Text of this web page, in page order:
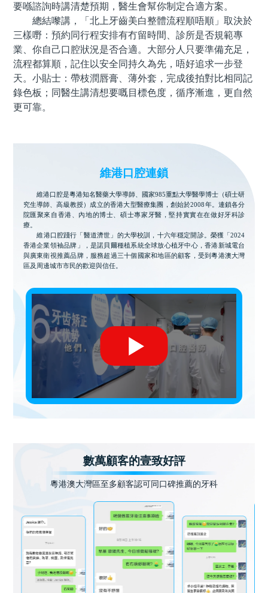
要喺諮詢時講清楚預期，醫生會幫你制定合適方案。
總結嚟講，「北上牙齒美白整體流程順唔順」取決於
三樣嘢：預約同行程安排有冇留時間、診所是否規範專
業、你自己口腔狀況是否合適。大部分人只要準備充足，
流程都算順，記住以安全同持久為先，唔好追求一步登
天。小貼士：帶枝潤唇膏、薄外套，完成後拍對比相同記
錄色板；同醫生講清想要嘅目標色度，循序漸進，更自然
更可靠。
維港口腔連鎖
維港口腔是粵港知名醫藥大學導師、國家985重點大學醫學博士（碩士研
究生導師、高級教授）成立的香港大型醫療集團，創始於2008年。連鎖各分
院匯聚來自香港、內地的博士、碩士專家牙醫，堅持實實在在做好牙科診
療。
維港口腔踐行「醫道濟世」的大學校訓，十六年穩定開診。榮獲「2024
香港企業領袖品牌」，是諾貝爾種植系統全球放心植牙中心，香港新城電台
與廣東衛視推薦品牌，服務超過三十個國家和地區的顧客，受到粵港澳大灣
區及周邊城市市民的歡迎與信任。
數萬顧客的壹致好評
粵港澳大灣區至多顧客認可同口碑推薦的牙科